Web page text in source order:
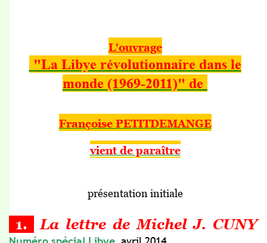
L'ouvrage
"La Libye révolutionnaire dans le
monde (1969-2011)" de
Françoise PETITDEMANGE
vient de paraître
présentation initiale
1. La lettre de Michel J. CUNY